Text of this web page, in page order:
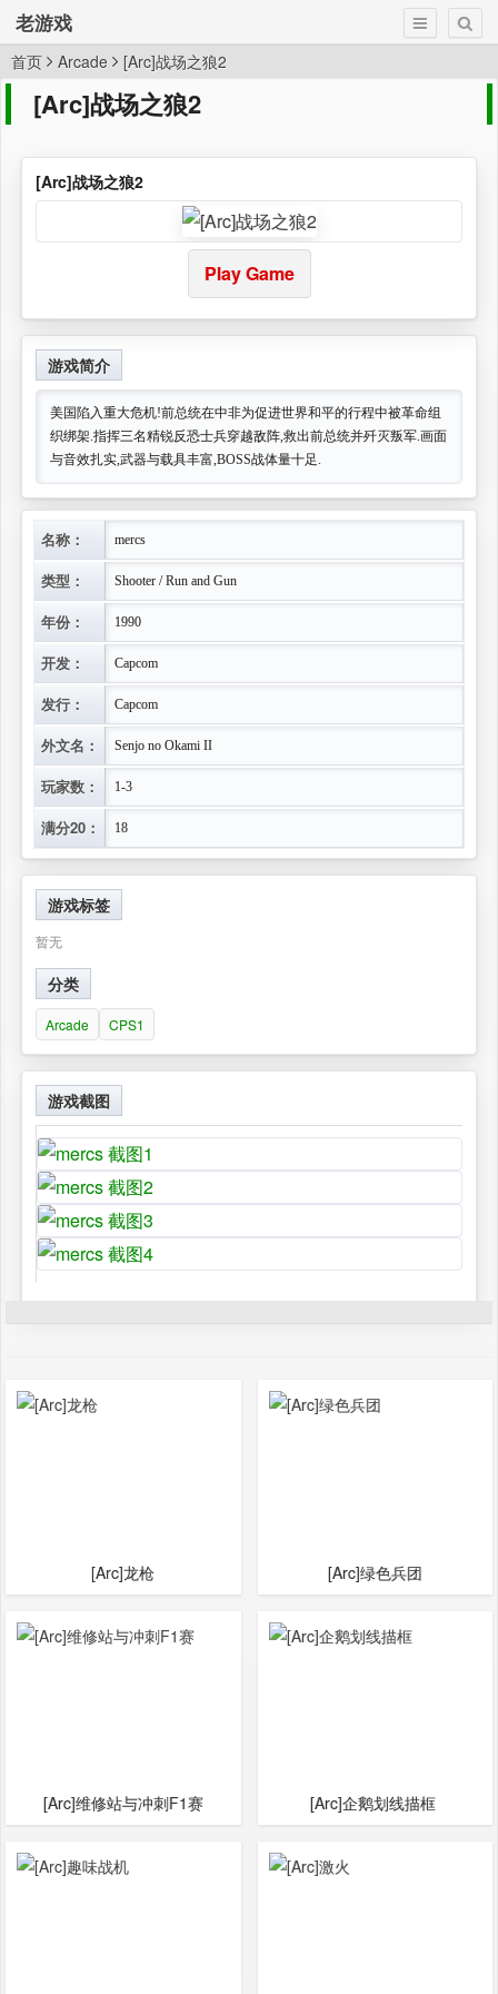
老游戏
首页 Arcade [Arc]战场之狼2
[Arc]战场之狼2
[Arc]战场之狼2
Play Game
游戏简介
美国陷入重大危机!前总统在中非为促进世界和平的行程中被革命组
织绑架.指挥三名精锐反恐士兵穿越敌阵,救出前总统并歼灭叛军.画面
与音效扎实,武器与载具丰富,BOSS战体量十足.
名称： mercs
类型： Shooter / Run and Gun
年份： 1990
开发： Capcom
发行： Capcom
外文名： Senjo no Okami II
玩家数： 1-3
满分20： 18
游戏标签
暂无
分类
Arcade CPS1
游戏截图
[Arc]龙枪 [Arc]绿色兵团
[Arc]维修站与冲刺F1赛 [Arc]企鹅划线描框‌ ‌